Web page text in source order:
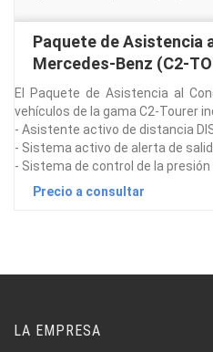
Paquete de Asistencia
Mercedes-Benz (C2-
El Paquete de Asistencia al
vehículos de la gama C2-Tourer
- Asistente activo de distancia
- Sistema activo de alerta de
- Sistema de control de la
Precio a consultar
LA EMPRESA